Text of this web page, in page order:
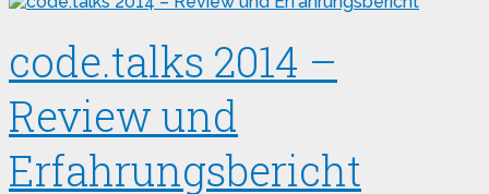
code.talks 2014 –
Review und
Erfahrungsbericht